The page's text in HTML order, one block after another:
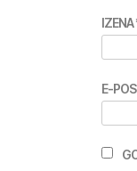
IZENA
E-